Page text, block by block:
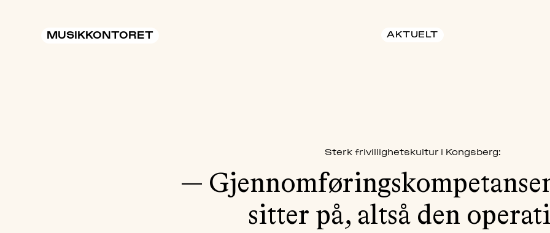
MUSIKKONTORET AKTUELT
Sterk frivillighetskultur i Kongsberg:
—
sitter på, altså den